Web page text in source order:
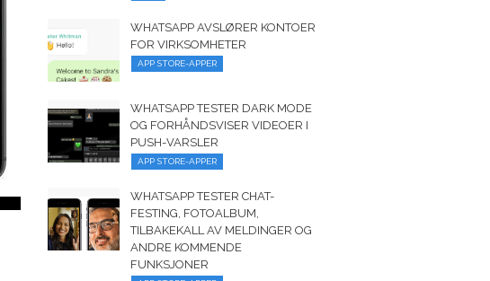
WHATSAPP AVSLØRER KONTOER
FOR VIRKSOMHETER
APP STORE-APPER
WHATSAPP TESTER DARK MODE
OG FORHÅNDSVISER VIDEOER I
PUSH-VARSLER
APP STORE-APPER
WHATSAPP TESTER CHAT-
FESTING, FOTOALBUM,
TILBAKEKALL AV MELDINGER OG
ANDRE KOMMENDE
FUNKSJONER